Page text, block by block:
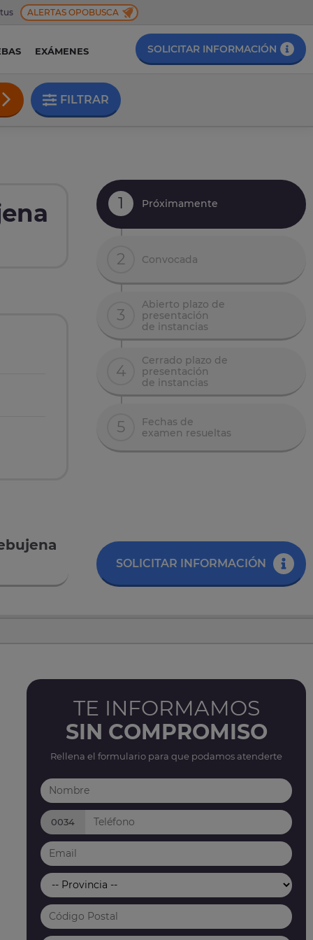
ALERTAS OPOBUSCA
EXÁMENES SOLICITAR INFORMACIÓN
FILTRAR
1 Próximamente
2 Convocada
3
Abierto plazo de
presentación
de instancias
4
Cerrado plazo de
presentación
de instancias
5
Fechas de
examen resueltas
SOLICITAR INFORMACIÓN
TE INFORMAMOS
SIN COMPROMISO
Rellena el formulario para que podamos atenderte
0034